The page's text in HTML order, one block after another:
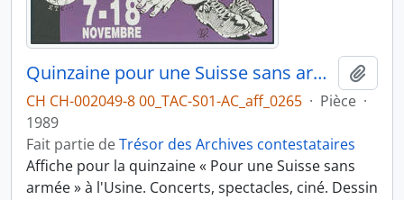
Quinzaine pour une Suisse sans armée
CH CH-002049-8 00_TAC-S01-AC_aff_0265 · Pièce ·
1989
Fait partie deTrésor des Archives contestataires
Affiche pour la quinzaine « Pour une Suisse sans
armée » à l'Usine. Concerts, spectacles, ciné. Dessin